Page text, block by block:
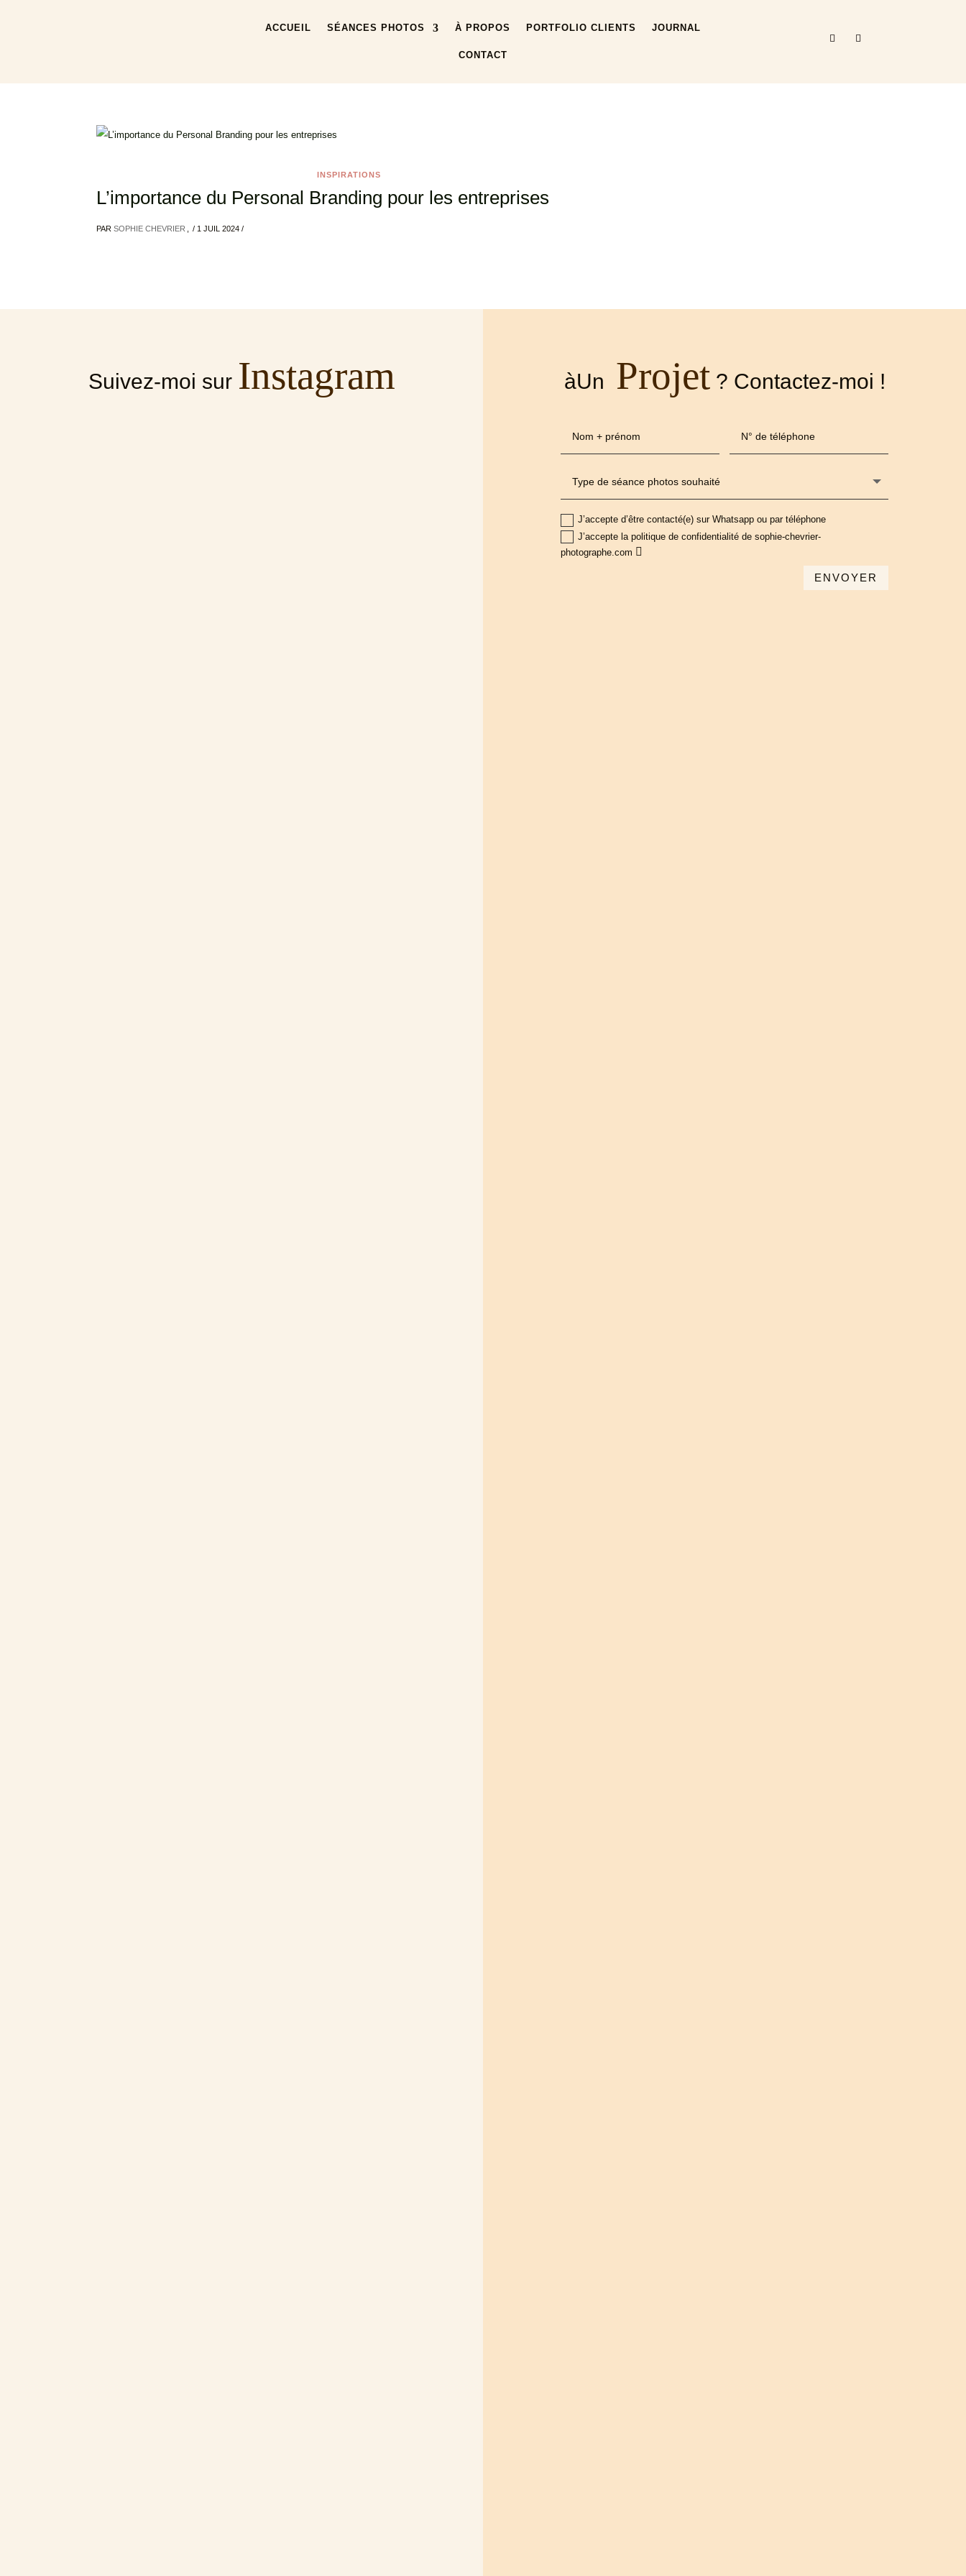
ACCUEIL SÉANCES PHOTOS À PROPOS PORTFOLIO CLIENTS JOURNAL
CONTACT
INSPIRATIONS
L’importance du Personal Branding pour les entreprises
PARSOPHIE CHEVRIER / 1 JUIL 2024 /
Suivez-moi sur Instagram àUn Projet? Contactez-moi !
J’accepte d’être contacté(e) sur Whatsapp ou par téléphone
J’accepte la politique de confidentialité de sophie-chevrier-
photographe.com
ENVOYER